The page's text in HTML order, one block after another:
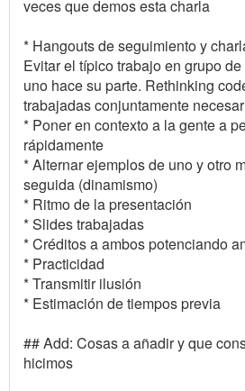
veces que demos esta charla
* Hangouts de seguimiento y
Evitar el típico trabajo en grupo
uno hace su parte. Rethinking
trabajadas conjuntamente
* Poner en contexto a la gente a
rápidamente
* Alternar ejemplos de uno y otro
seguida (dinamismo)
* Ritmo de la presentación
* Slides trabajadas
* Créditos a ambos potenciando
* Practicidad
* Transmitir ilusión
* Estimación de tiempos previa
## Add: Cosas a añadir y que
hicimos